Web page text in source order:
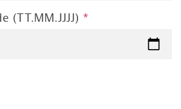
(TT.MM.JJJJ) *